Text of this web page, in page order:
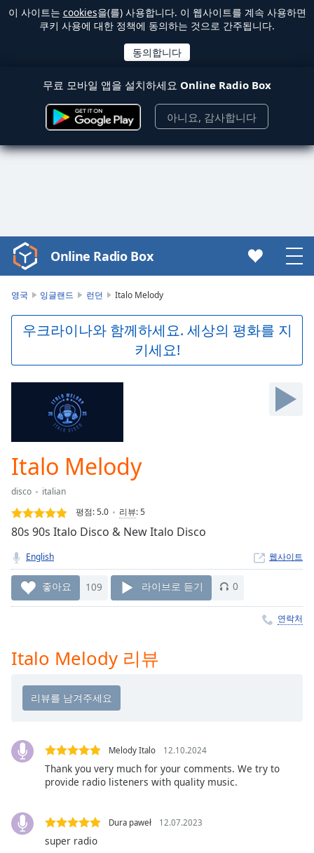
이 사이트는 cookies을(를) 사용합니다. 이 웹사이트를 계속 사용하면
쿠키 사용에 대한 정책에 동의하는 것으로 간주됩니다.
무료 모바일 앱을 설치하세요 Online Radio Box
아니요, 감사합니다
Video
Player
Play
Video
Skip
Loaded
0.00%
Stream
Seek to
live,
currently
behind
liveLIVE
Playback
Rate
Chapters
Descriptions
descriptions
off
selected
Online Radio Box
영국 잉글랜드 런던 Italo Melody
우크라이나와 함께하세요. 세상의 평화를 지
키세요!
Italo Melody
disco
italian
평점:5.0 리뷰:5
80s 90s Italo Disco & New Italo Disco
English 웹사이트
좋아요 109 라이브로 듣기 0
연락처
Italo Melody 리뷰
Melody Italo 12.10.2024
Thank you very much for your comments. We try to
provide radio listeners with quality music.
Dura paweł 12.07.2023
super radio